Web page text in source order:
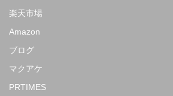
楽天市場
Amazon
ブログ
マクアケ
PRTIMES